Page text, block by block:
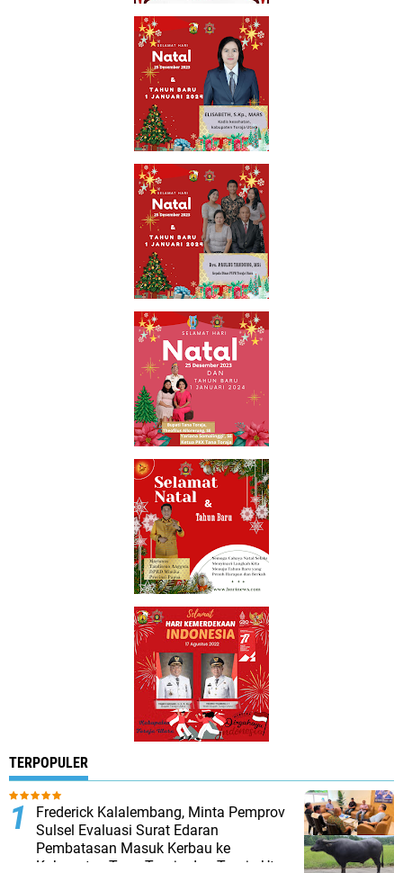
TERPOPULER
Frederick Kalalembang, Minta Pemprov
Sulsel Evaluasi Surat Edaran
Pembatasan Masuk Kerbau ke
Kabupaten Tana Toraja dan Toraja Utara